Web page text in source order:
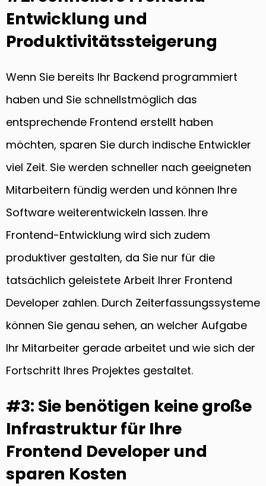
Entwicklung und
Produktivitätssteigerung
Wenn Sie bereits Ihr Backend programmiert
haben und Sie schnellstmöglich das
entsprechende Frontend erstellt haben
möchten, sparen Sie durch indische Entwickler
viel Zeit. Sie werden schneller nach geeigneten
Mitarbeitern fündig werden und können Ihre
Software weiterentwickeln lassen. Ihre
Frontend-Entwicklung wird sich zudem
produktiver gestalten, da Sie nur für die
tatsächlich geleistete Arbeit Ihrer Frontend
Developer zahlen. Durch Zeiterfassungssysteme
können Sie genau sehen, an welcher Aufgabe
Ihr Mitarbeiter gerade arbeitet und wie sich der
Fortschritt Ihres Projektes gestaltet.
#3: Sie benötigen keine große
Infrastruktur für Ihre
Frontend Developer und
sparen Kosten